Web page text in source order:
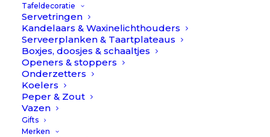
Tafeldecoratie
Servetringen
Kandelaars & Waxinelichthouders
Serveerplanken & Taartplateaus
Boxjes, doosjes & schaaltjes
Openers & stoppers
Onderzetters
Koelers
Peper & Zout
Vazen
Gifts
Merken
Goa - Blauw/RVS - Botermes // Cutipol